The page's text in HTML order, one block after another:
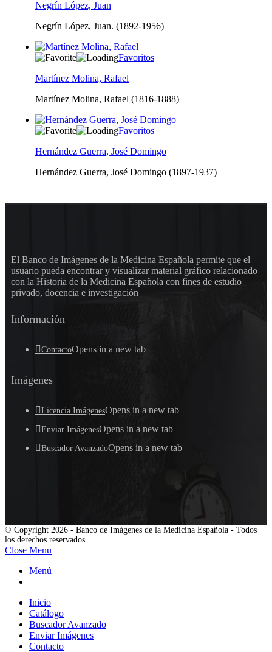
Negrín López, Juan
Negrín López, Juan. (1892-1956)
Favoritos
Martínez Molina, Rafael
Martínez Molina, Rafael (1816-1888)
Favoritos
Hernández Guerra, José Domingo
Hernández Guerra, José Domingo (1897-1937)
El Banco de Imágenes de la Medicina Española permite que el
usuario pueda encontrar y visualizar material gráfico relacionado
con la Historia de la Medicina Española con fines de estudio
privado, docencia e investigación
Información
ContactoOpens in a new tab
Imágenes
Licencia ImágenesOpens in a new tab
Enviar ImágenesOpens in a new tab
Buscador AvanzadoOpens in a new tab
© Copyright 2026 - Banco de Imágenes de la Medicina Española - Todos
los derechos reservados
Close Menu
Menú
Inicio
Catálogo
Buscador Avanzado
Enviar Imágenes
Contacto